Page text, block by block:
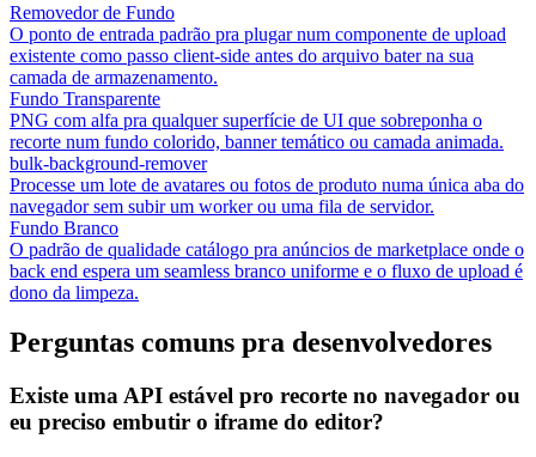
Removedor de Fundo
O ponto de entrada padrão pra plugar num componente de upload
existente como passo client-side antes do arquivo bater na sua
camada de armazenamento.
Fundo Transparente
PNG com alfa pra qualquer superfície de UI que sobreponha o
recorte num fundo colorido, banner temático ou camada animada.
bulk-background-remover
Processe um lote de avatares ou fotos de produto numa única aba do
navegador sem subir um worker ou uma fila de servidor.
Fundo Branco
O padrão de qualidade catálogo pra anúncios de marketplace onde o
back end espera um seamless branco uniforme e o fluxo de upload é
dono da limpeza.
Perguntas comuns pra desenvolvedores
Existe uma API estável pro recorte no navegador ou
eu preciso embutir o iframe do editor?